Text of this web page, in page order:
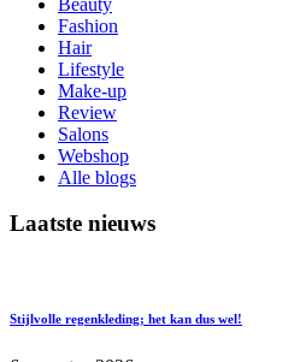
Fashion
Hair
Lifestyle
Make-up
Review
Salons
Webshop
Alle blogs
Laatste nieuws
Stijlvolle regenkleding; het kan dus wel!